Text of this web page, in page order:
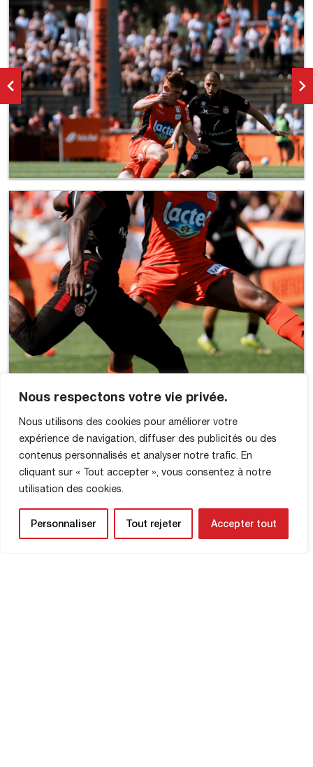
Nous respectons votre vie privée.
Nous utilisons des cookies pour améliorer votre
expérience de navigation, diffuser des publicités ou des
contenus personnalisés et analyser notre trafic. En
cliquant sur « Tout accepter », vous consentez à notre
utilisation des cookies.
Personnaliser Tout rejeter Accepter tout